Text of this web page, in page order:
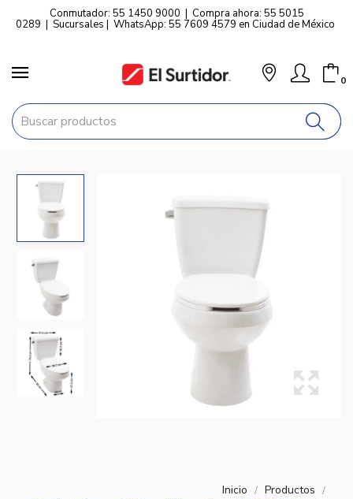
Conmutador: 55 1450 9000 | Compra ahora: 55 5015
0289 | Sucursales | WhatsApp: 55 7609 4579 en Ciudad de México
0
Inicio
Productos